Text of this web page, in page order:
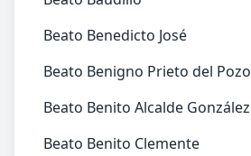
Beato Benedicto José
Beato Benigno Prieto del Pozo
Beato Benito Alcalde González
Beato Benito Clemente